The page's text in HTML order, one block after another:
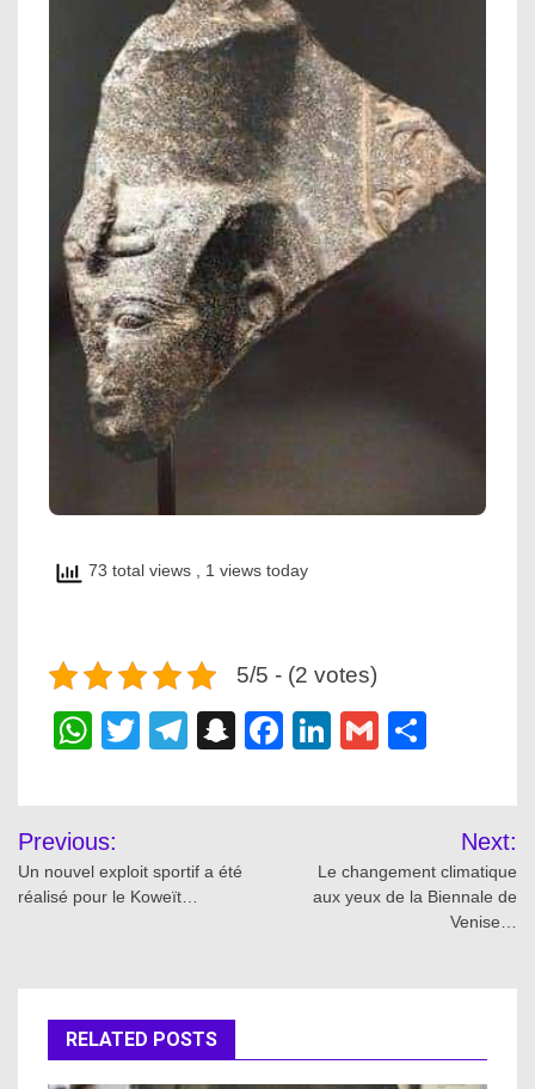
73 total views , 1 views today
5/5 - (2 votes)
WhatsApp
TwitterTelegram
Snapchat
Facebook
LinkedIn
Gmail
Post
navigation
Previous:
Un nouvel exploit sportif a été
réalisé pour le Koweït…
Next:
Le changement climatique
aux yeux de la Biennale de
Venise…
RELATED POSTS